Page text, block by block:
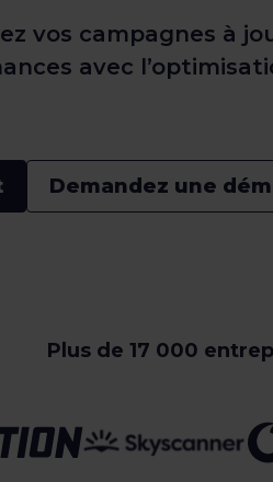
vos campagnes à
avec
Demandez une
Plus de 17 000